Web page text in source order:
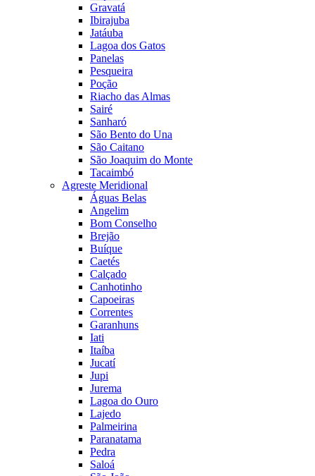
Gravatá
Ibirajuba
Jatáuba
Lagoa dos Gatos
Panelas
Pesqueira
Poção
Riacho das Almas
Sairé
Sanharó
São Bento do Una
São Caitano
São Joaquim do Monte
Tacaimbó
Agreste Meridional
Águas Belas
Angelim
Bom Conselho
Brejão
Buíque
Caetés
Calçado
Canhotinho
Capoeiras
Correntes
Garanhuns
Iati
Itaíba
Jucatí
Jupi
Jurema
Lagoa do Ouro
Lajedo
Palmeirina
Paranatama
Pedra
Saloá